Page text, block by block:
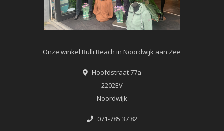
Onze winkel Bulli Beach in Noordwijk aan Zee
Hoofdstraat 77a
2202EV
Noordwijk
071-785 37 82